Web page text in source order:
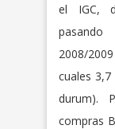
el IGC,
2008/
cuales
durum).
compras